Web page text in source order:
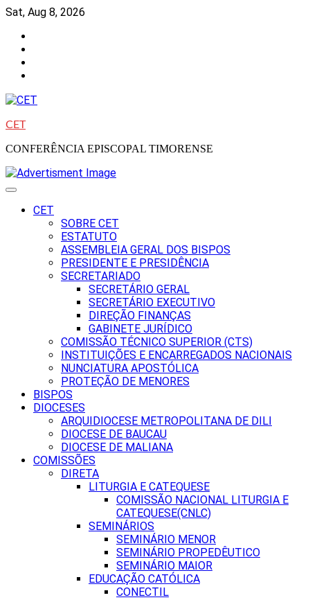
Skip
content
Sat, Aug 8, 2026
CET
CONFERÊNCIA EPISCOPAL TIMORENSE
CET
SOBRE CET
ESTATUTO
ASSEMBLEIA GERAL DOS BISPOS
PRESIDENTE E PRESIDÊNCIA
SECRETARIADO
SECRETÁRIO GERAL
SECRETÁRIO EXECUTIVO
DIREÇÃO FINANÇAS
GABINETE JURÍDICO
COMISSÃO TÉCNICO SUPERIOR (CTS)
INSTITUIÇÕES E ENCARREGADOS NACIONAIS
NUNCIATURA APOSTÓLICA
PROTEÇÃO DE MENORES
BISPOS
DIOCESES
ARQUIDIOCESE METROPOLITANA DE DILI
DIOCESE DE BAUCAU
DIOCESE DE MALIANA
COMISSÕES
DIRETA
LITURGIA E CATEQUESE
COMISSÃO NACIONAL LITURGIA E
CATEQUESE(CNLC)
SEMINÁRIOS
SEMINÁRIO MENOR
SEMINÁRIO PROPEDÊUTICO
SEMINÁRIO MAIOR
EDUCAÇÃO CATÓLICA
CONECTIL